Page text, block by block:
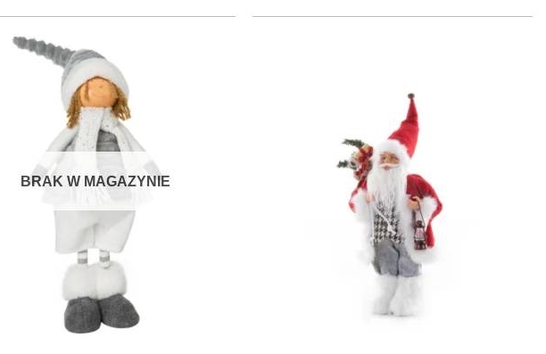
BRAK W MAGAZYNIE